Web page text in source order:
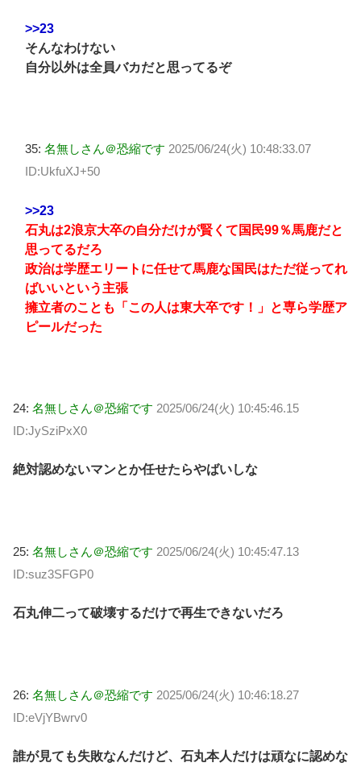
>>23
そんなわけない
自分以外は全員バカだと思ってるぞ
35: 名無しさん＠恐縮です 2025/06/24(火) 10:48:33.07
ID:UkfuXJ+50
>>23
石丸は2浪京大卒の自分だけが賢くて国民99％馬鹿だと
思ってるだろ
政治は学歴エリートに任せて馬鹿な国民はただ従ってれ
ばいいという主張
擁立者のことも「この人は東大卒です！」と専ら学歴ア
ピールだった
24: 名無しさん＠恐縮です 2025/06/24(火) 10:45:46.15
ID:JySziPxX0
絶対認めないマンとか任せたらやばいしな
25: 名無しさん＠恐縮です 2025/06/24(火) 10:45:47.13
ID:suz3SFGP0
石丸伸二って破壊するだけで再生できないだろ
26: 名無しさん＠恐縮です 2025/06/24(火) 10:46:18.27
ID:eVjYBwrv0
誰が見ても失敗なんだけど、石丸本人だけは頑なに認めな